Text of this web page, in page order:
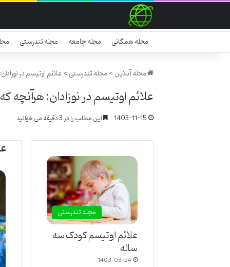
مجله همگانی مجله جامعه مجله تندرستی
مجله آنلاین>مجله تندرستی>علائم اوتیسم در
علائم اوتیسم در نوزادان: هرآنچه که
1403-11-15 این مطلب را در 3 دقیقه می خوانید
مجله تندرستی
علائم اوتیسم کودک سه
ساله
1403-03-24